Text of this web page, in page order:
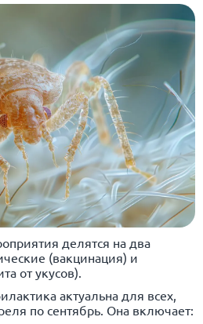
делятся на два
(вакцинация) и
от укусов).
актуальна для всех,
по сентябрь. Она включает: